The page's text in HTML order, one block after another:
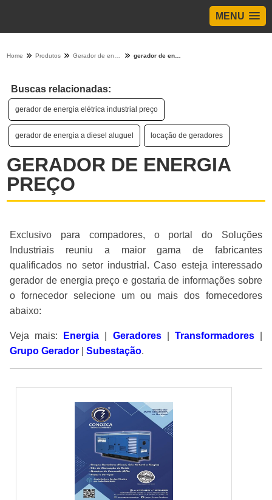
MENU
Home Produtos
Buscas relacionadas:
gerador de energia elétrica industrial preço
gerador de energia a diesel aluguel locação de geradores
GERADOR DE ENERGIA
PREÇO
Exclusivo para compadores, o portal do Soluções
Industriais reuniu a maior gama de fabricantes
qualificados no setor industrial. Caso esteja interessado
gerador de energia preço e gostaria de informações sobre
o fornecedor selecione um ou mais dos fornecedores
abaixo:
Veja mais: Energia Geradores| Transformadores|
Grupo Gerador |Subestação.